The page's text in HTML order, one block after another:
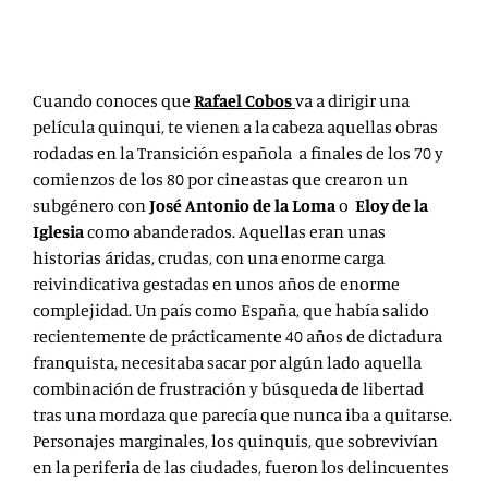
Cuando conoces que Rafael Cobosva a dirigir una
película quinqui, te vienen a la cabeza aquellas obras
rodadas en la Transición española a finales de los 70 y
comienzos de los 80 por cineastas que crearon un
subgénero conJosé Antonio de la Lomao Eloyde la
Iglesiacomo abanderados. Aquellas eran unas
historias áridas, crudas, con una enorme carga
reivindicativa gestadas en unos años de enorme
complejidad. Un país como España, que había salido
recientemente de prácticamente 40 años de dictadura
franquista, necesitaba sacar por algún lado aquella
combinación de frustración y búsqueda de libertad
tras una mordaza que parecía que nunca iba a quitarse.
Personajes marginales, los quinquis, que sobrevivían
en la periferia de las ciudades, fueron los delincuentes